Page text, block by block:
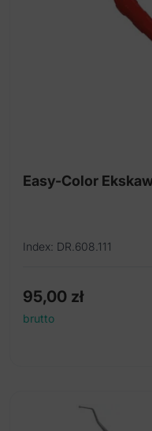
Easy-Color
Index: DR.608.111
95,00 zł
brutto